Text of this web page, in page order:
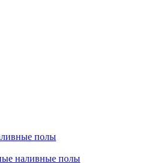
полы
наливные полы